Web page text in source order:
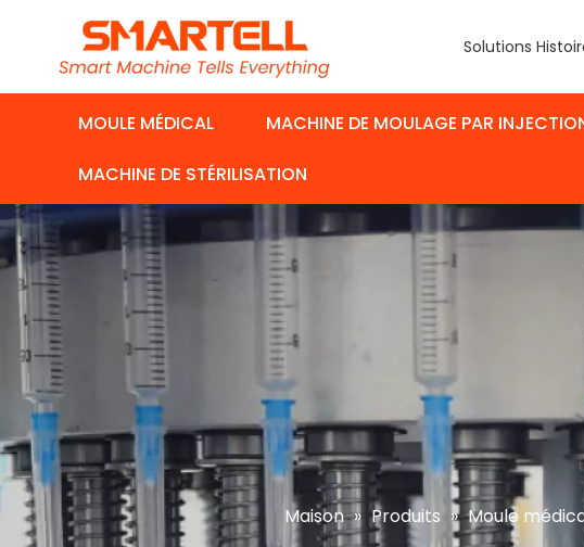
Solutions
MOULE MÉDICAL MACHINE DE MOULAGE PAR
MACHINE DE STÉRILISATION
Maison » Produits » Moule